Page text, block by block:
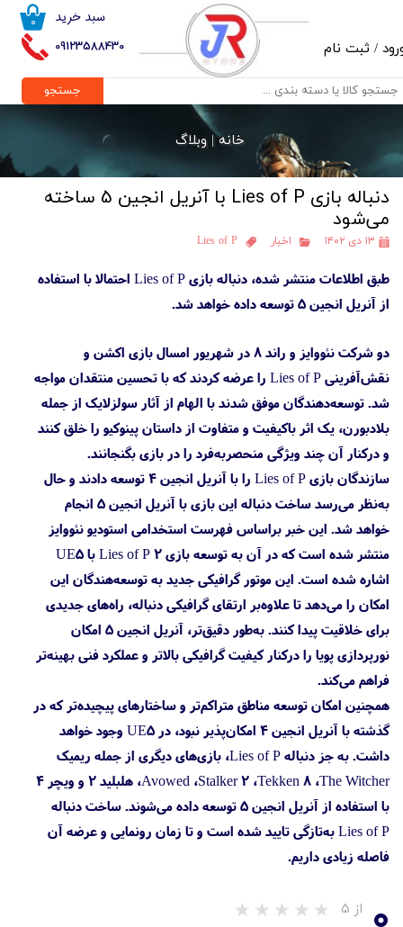
09123588430
۰ سبد خرید
/ ثبت نام
حساب کاربری من
تغییر گذر واژه
خروج از حساب کاربری
جستجو
خانه |وبلاگ
دنباله بازی Lies of P با آنریل انجین 5 ساخته
می‌شود
۱۳ دی ۱۴۰۲ اخبار Lies of P
طبق اطلاعات منتشر شده، دنباله بازی Lies of P احتمالا با استفاده
از آنریل انجین 5 توسعه داده خواهد شد.
دو شرکت نئووایز و راند 8 در شهریور امسال بازی اکشن و
نقش‌آفرینی Lies of P را عرضه کردند که با تحسین منتقدان مواجه
شد. توسعه‌دهندگان موفق شدند با الهام از آثار سولزلایک از جمله
بلادبورن، یک اثر باکیفیت و متفاوت از داستان پینوکیو را خلق کنند
و درکنار آن چند ویژگی منحصر‌به‌فرد را در بازی بگنجانند.
سازندگان بازی Lies of P را با آنریل انجین 4 توسعه دادند و حال
به‌نظر می‌رسد ساخت دنباله این بازی با آنریل انجین 5 انجام
خواهد شد. این خبر براساس فهرست استخدامی استودیو نئووایز
منتشر شده است که در آن به توسعه بازی Lies of P 2 با UE5
اشاره شده است. این موتور گرافیکی جدید به توسعه‌هندگان این
امکان را می‌دهد تا علاوه‌بر ارتقای گرافیکی دنباله، راه‌های جدیدی
برای خلاقیت پیدا کنند. به‌طور دقیق‌تر، آنریل انجین 5 امکان
نورپردازی پویا را درکنار کیفیت گرافیکی بالاتر و عملکرد فنی بهینه‌تر
فراهم می‌کند.
همچنین امکان توسعه مناطق متراکم‌تر و ساختارهای پیچیده‌تر که در
گذشته با آنریل انجین 4 امکان‌پذیر نبود، در UE5 وجود خواهد
داشت. به جز دنباله Lies of P، بازی‌های دیگری از جمله ریمیک
Avowed ،Stalker 2 ،Tekken 8 ،The Witcher، هلبلید 2 و ویچر 4
با استفاده از آنریل انجین 5 توسعه داده می‌شوند. ساخت دنباله
Lies of P به‌تازگی تایید شده است و تا زمان رونمایی و عرضه آن
فاصله زیادی داریم.
از ۵